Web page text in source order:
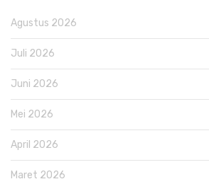
Agustus 2026
Juli 2026
Juni 2026
Mei 2026
April 2026
Maret 2026